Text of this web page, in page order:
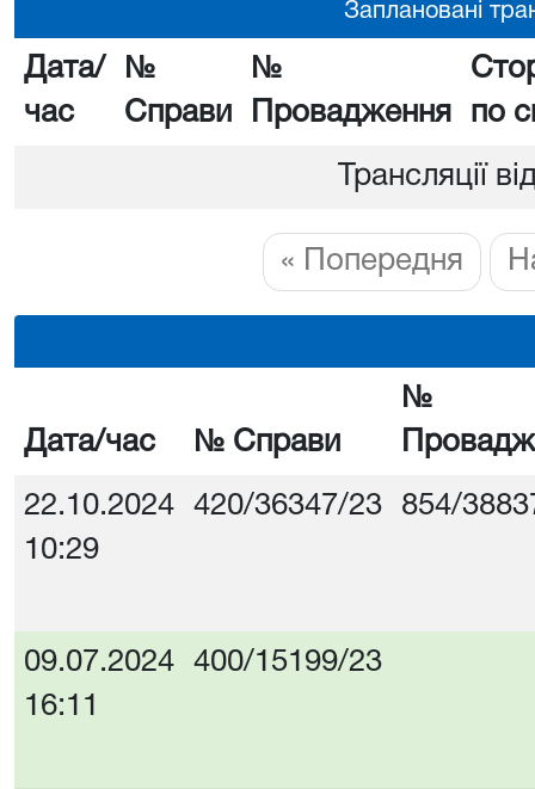
Заплановані
Дата/
час
№
Справи
№
Провадження
по
Трансляції
« Попередня
Дата/час № Справи
№
22.10.2024
10:29
420/36347/23 854/
09.07.2024
16:11
400/15199/23